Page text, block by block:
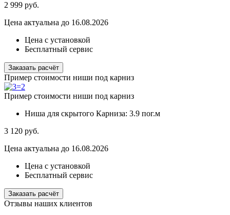
2 999 руб.
Цена актуальна до 16.08.2026
Цена с установкой
Бесплатный сервис
Заказать расчёт
Пример стоимости ниши под карниз
Пример стоимости ниши под карниз
Ниша для скрытого Карниза: 3.9 пог.м
3 120 руб.
Цена актуальна до 16.08.2026
Цена с установкой
Бесплатный сервис
Заказать расчёт
Отзывы наших клиентов